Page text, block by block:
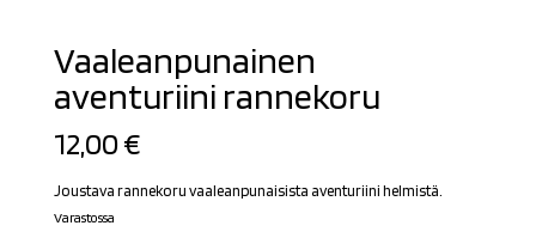
Vaaleanpunainen
aventuriini rannekoru
12,00€
Joustava rannekoru vaaleanpunaisista aventuriini helmistä.
Varastossa